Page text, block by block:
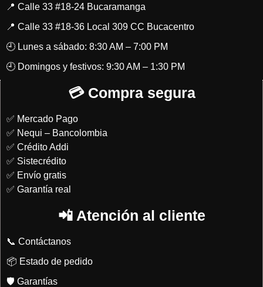
📍 Calle 33 #18-24 Bucaramanga
📍 Calle 33 #18-36 Local 309 CC Bucacentro
🕘 Lunes a sábado: 8:30 AM – 7:00 PM
🕘 Domingos y festivos: 9:30 AM – 1:30 PM
💳 Compra segura
✅ Mercado Pago
✅ Nequi – Bancolombia
✅ Crédito Addi
✅ Sistecrédito
✅ Envío gratis
✅ Garantía real
📲 Atención al cliente
📞 Contáctanos
📦 Estado de pedido
🛡️ Garantías